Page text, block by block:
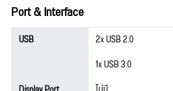
Port & Interface
USB
2x USB 2.0
1x USB 3.0